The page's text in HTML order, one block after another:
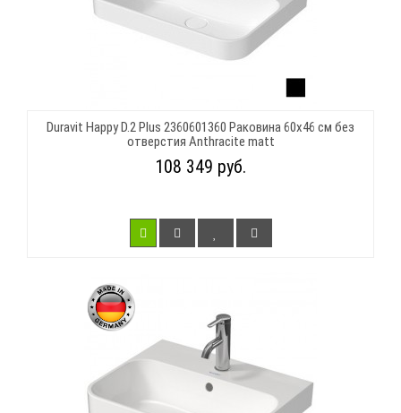
Duravit Happy D.2 Plus 2360601360 Раковина 60х46 см без
отверстия Anthracite matt
108 349 руб.